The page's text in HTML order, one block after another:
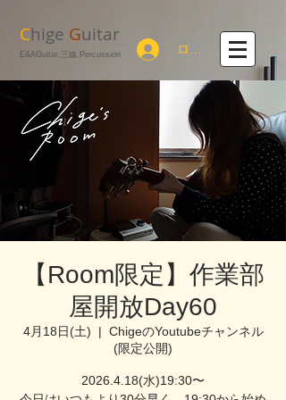
ログイン
Chige Guitar
E&AGuitar,三線,Percussion
【Room限定】作業部
屋開放Day60
4月18日(土)
  |
ChigeのYoutubeチャンネル
(限定公開)
2026.4.18(水)19:30〜